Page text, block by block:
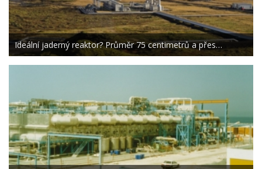
Ideální jaderný reaktor? Průměr 75 centimetrů a přes…